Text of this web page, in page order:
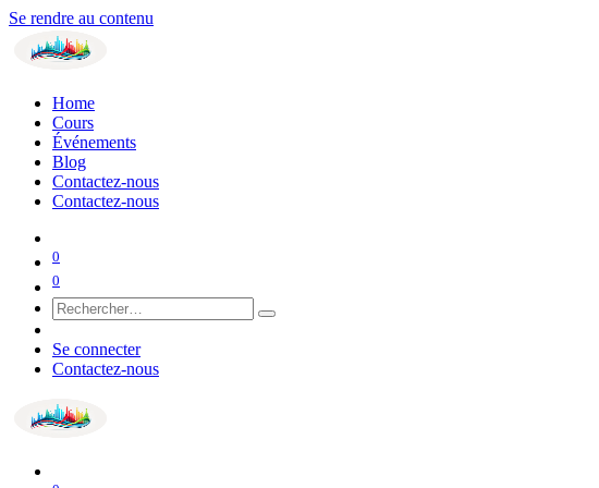
Se rendre au contenu
Home
Cours
Événements
Blog
Contactez-nous
Contactez-nous
0
0
Se connecter
Contactez-nous